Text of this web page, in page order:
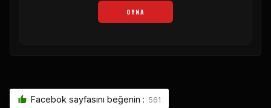
OYNA
Facebok sayfasını beğenin : 561